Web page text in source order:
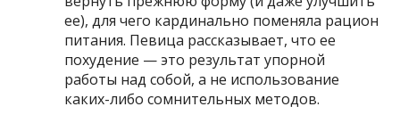
ее), для чего кардинально поменяла рацион
питания. Певица рассказывает, что ее
похудение — это результат упорной
работы над собой, а не использование
каких-либо сомнительных методов.